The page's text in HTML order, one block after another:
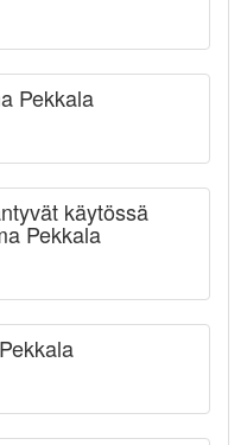
Pekkala
käytössä
Pekkala